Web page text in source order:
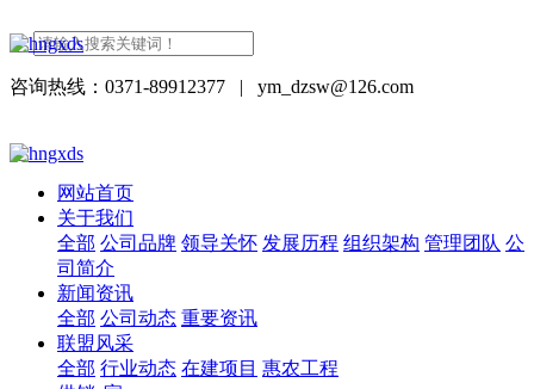
咨询热线：0371-89912377 | ym_dzsw@126.com
网站首页
关于我们
全部 公司品牌 领导关怀 发展历程 组织架构 管理团队 公
司简介
新闻资讯
全部 公司动态 重要资讯
联盟风采
全部 行业动态 在建项目 惠农工程